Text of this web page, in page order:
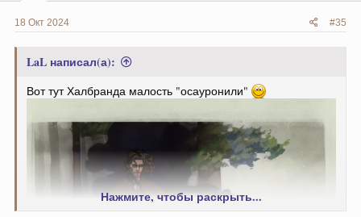
18 Окт 2024 #35
LaL написал(а):
Вот тут Халбранда малость "осауронили"
Нажмите, чтобы раскрыть...